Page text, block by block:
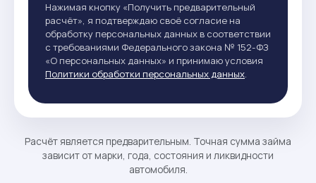
Нажимая кнопку «Получить предварительный
расчёт», я подтверждаю своё согласие на
обработку персональных данных в соответствии
с требованиями Федерального закона № 152-ФЗ
«О персональных данных» и принимаю условия
Политики обработки персональных данных.
Расчёт является предварительным. Точная сумма займа
зависит от марки, года, состояния и ликвидности
автомобиля.